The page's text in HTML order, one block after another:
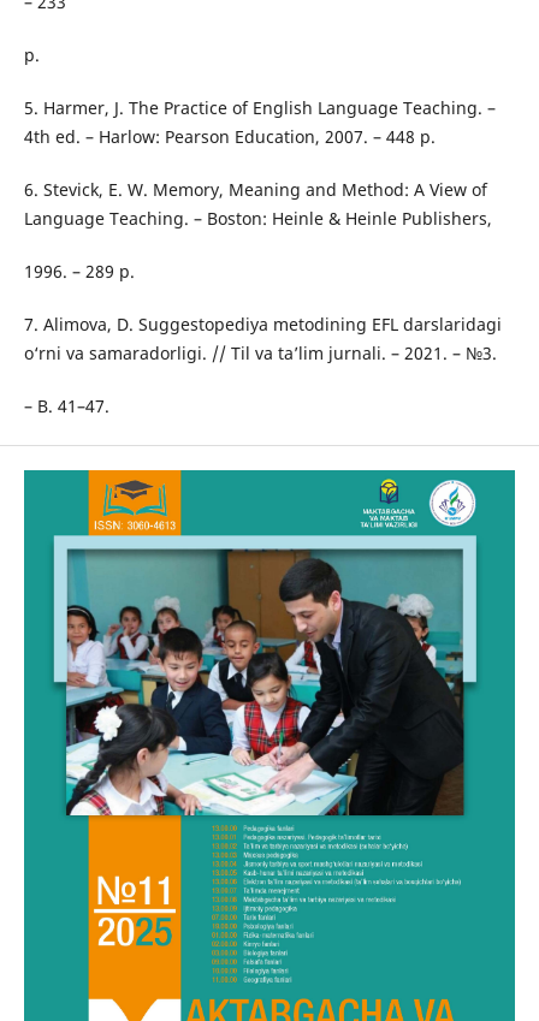
p.
5. Harmer, J. The Practice of English Language Teaching. –
4th ed. – Harlow: Pearson Education, 2007. – 448 p.
6. Stevick, E. W. Memory, Meaning and Method: A View of
Language Teaching. – Boston: Heinle & Heinle Publishers,
1996. – 289 p.
7. Alimova, D. Suggestopediya metodining EFL darslaridagi
o‘rni va samaradorligi. // Til va ta’lim jurnali. – 2021. – №3.
– B. 41–47.